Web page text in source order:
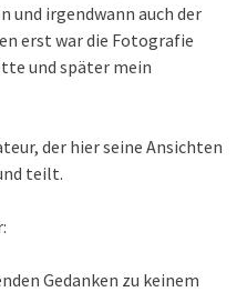
und irgendwann auch der
erst war die Fotografie
und später mein
der hier seine Ansichten
teilt.
Gedanken zu keinem